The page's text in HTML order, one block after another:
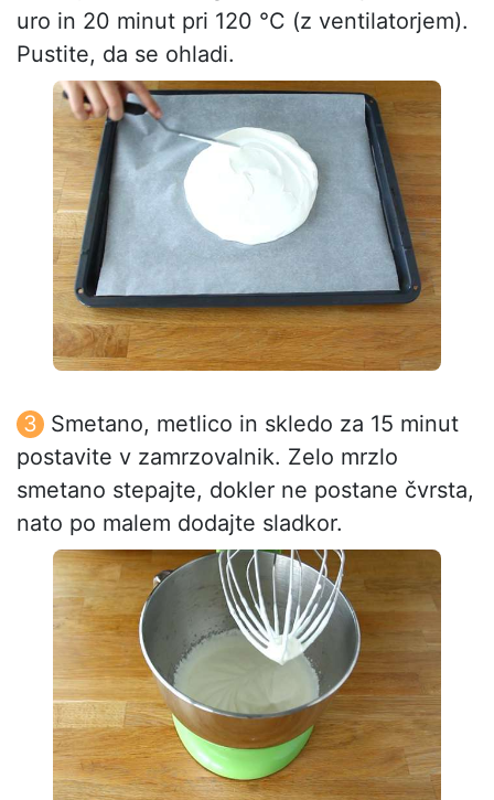
uro in 20 minut pri 120 °C (z ventilatorjem).
Pustite, da se ohladi.
Smetano, metlico in skledo za 15 minut
postavite v zamrzovalnik. Zelo mrzlo
smetano stepajte, dokler ne postane čvrsta,
nato po malem dodajte sladkor.